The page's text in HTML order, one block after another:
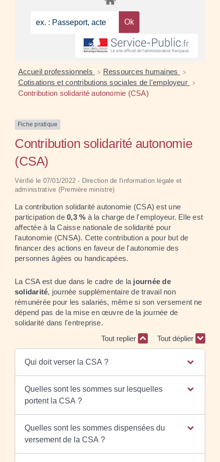
Accueil professionnels > Ressources humaines >
Cotisations et contributions sociales de l'employeur >
Contribution solidarité autonomie (CSA)
Fiche pratique
Contribution solidarité autonomie
(CSA)
Vérifié le 07/01/2022 - Direction de l'information légale et
administrative (Première ministre)
La contribution solidarité autonomie (CSA) est une
participation de0,3 % à la charge de l'employeur. Elle est
affectée à la Caisse nationale de solidarité pour
l'autonomie (CNSA). Cette contribution a pour but de
financer des actions en faveur de l'autonomie des
personnes âgées ou handicapées.
La CSA est due dans le cadre de la journée de
solidarité, journée supplémentaire de travail non
rémunérée pour les salariés, même si son versement ne
dépend pas de la mise en œuvre de la journée de
solidarité dans l'entreprise.
Tout replier
Tout déplier
Qui doit verser la CSA ?
Quelles sont les sommes sur lesquelles
portent la CSA ?
Quelles sont les sommes dispensées du
versement de la CSA ?